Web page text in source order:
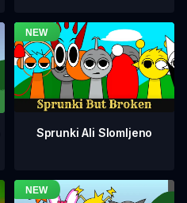
Sprunki Ali Slomljeno